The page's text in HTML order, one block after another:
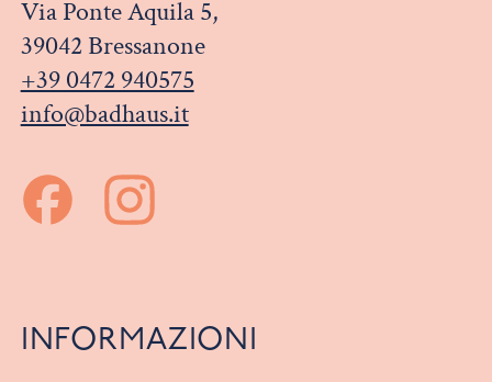
Via Ponte Aquila 5,
39042 Bressanone
+39 0472 940575
info@badhaus.it
INFORMAZIONI